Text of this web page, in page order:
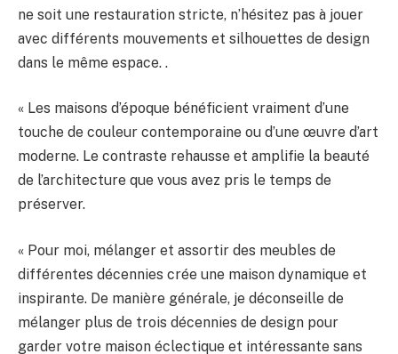
ne soit une restauration stricte, n’hésitez pas à jouer
avec différents mouvements et silhouettes de design
dans le même espace. .
« Les maisons d’époque bénéficient vraiment d’une
touche de couleur contemporaine ou d’une œuvre d’art
moderne. Le contraste rehausse et amplifie la beauté
de l’architecture que vous avez pris le temps de
préserver.
« Pour moi, mélanger et assortir des meubles de
différentes décennies crée une maison dynamique et
inspirante. De manière générale, je déconseille de
mélanger plus de trois décennies de design pour
garder votre maison éclectique et intéressante sans